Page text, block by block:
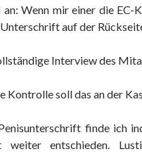
an: Wenn mir einer die
auf der
Interview des
Kontrolle soll das an der
finde ich
weiter entschieden.